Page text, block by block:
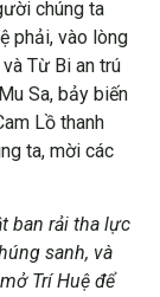
chúng ta
phải, vào lòng
Từ Bi an trú
Sa, bảy biến
Lồ thanh
ta, mời các
ban rải tha lực
sanh, và
Trí Huệ để